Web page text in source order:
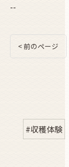
--
< 前のページ
#収穫体験